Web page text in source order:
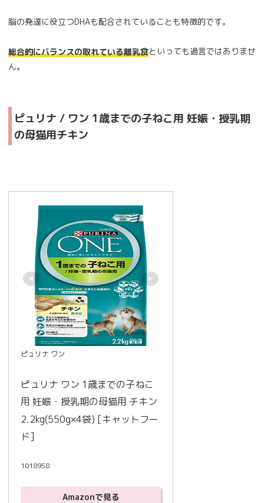
脳の発達に役立つDHAも配合されていることも特徴的です。
総合的にバランスの取れている離乳食といっても過言ではありませ
ん。
ピュリナ / ワン 1歳までの子ねこ用 妊娠・授乳期
の母猫用チキン
ピュリナ ワン
ピュリナ ワン 1歳までの子ねこ
用 妊娠・授乳期の母猫用 チキン
2.2kg(550g×4袋) [キャットフー
ド]
1018958
Amazonで見る